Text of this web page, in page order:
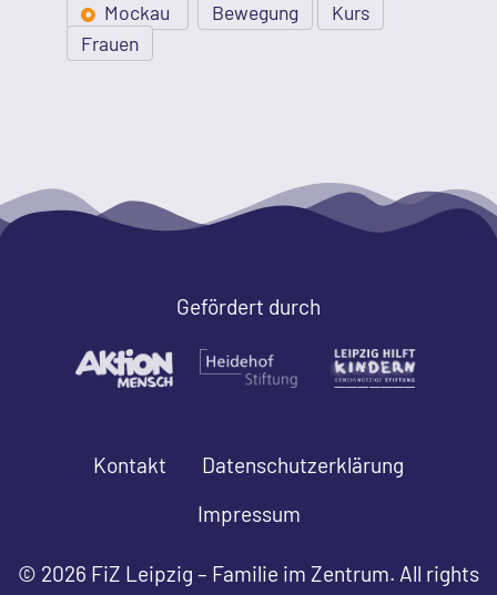
Mockau Bewegung
Kurs
Frauen
Gefördert durch
Kontakt
Datenschutzerklärung
Impressum
© 2026 FiZ Leipzig – Familie im Zentrum. All rights